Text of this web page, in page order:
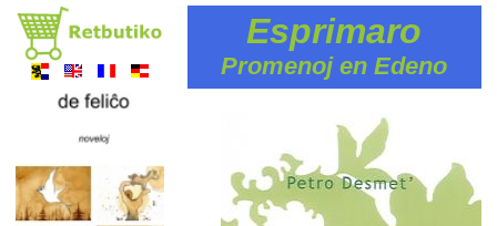
Esprimaro
Promenoj en Edeno